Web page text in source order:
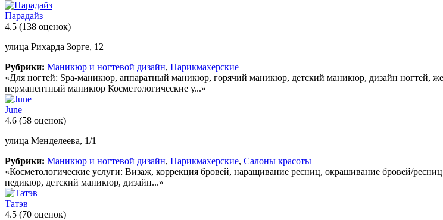
Парадайз
4.5 (138 оценок)
улица Рихарда Зорге, 12
Рубрики: Маникюр и ногтевой дизайн, Парикмахерские
«Для ногтей: Spa-маникюр, аппаратный маникюр, горячий маникюр, детский маникюр, дизайн
перманентный маникюр Косметологические у...»
June
4.6 (58 оценок)
улица Менделеева, 1/1
Рубрики: Маникюр и ногтевой дизайн, Парикмахерские, Салоны красоты
«Косметологические услуги: Визаж, коррекция бровей, наращивание ресниц, окрашивание бровей/
педикюр, детский маникюр, дизайн...»
Татэв
4.5 (70 оценок)